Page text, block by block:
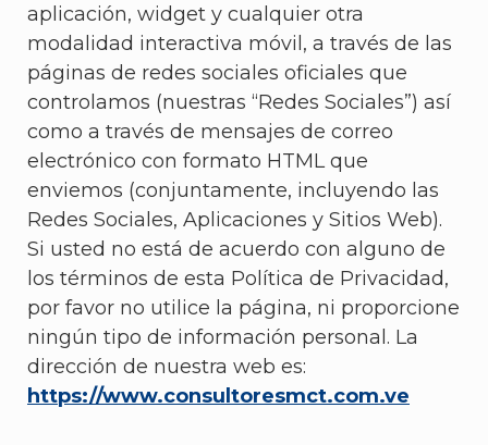
aplicación, widget y cualquier otra
modalidad interactiva móvil, a través de las
páginas de redes sociales oficiales que
controlamos (nuestras “Redes Sociales”) así
como a través de mensajes de correo
electrónico con formato HTML que
enviemos (conjuntamente, incluyendo las
Redes Sociales, Aplicaciones y Sitios Web).
Si usted no está de acuerdo con alguno de
los términos de esta Política de Privacidad,
por favor no utilice la página, ni proporcione
ningún tipo de información personal. La
dirección de nuestra web es:
https://www.consultoresmct.com.ve